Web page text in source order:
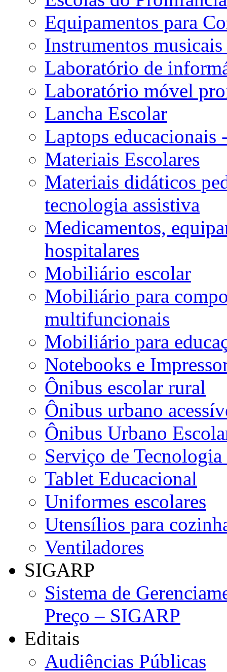
Equipamentos para
Instrumentos
Laboratório de
Laboratório móvel
Lancha Escolar
Laptops educacionais
Materiais Escolares
Materiais didáticos
tecnologia assistiva
Medicamentos,
hospitalares
Mobiliário escolar
Mobiliário para
multifuncionais
Mobiliário para
Notebooks e
Ônibus escolar rural
Ônibus urbano
Ônibus Urbano
Serviço de
Tablet Educacional
Uniformes escolares
Utensílios para
Ventiladores
SIGARP
Sistema de
Preço – SIGARP
Editais
Audiências Públicas